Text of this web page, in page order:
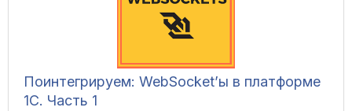
Поинтегрируем: WebSocket’ы в платформе
1С. Часть 1